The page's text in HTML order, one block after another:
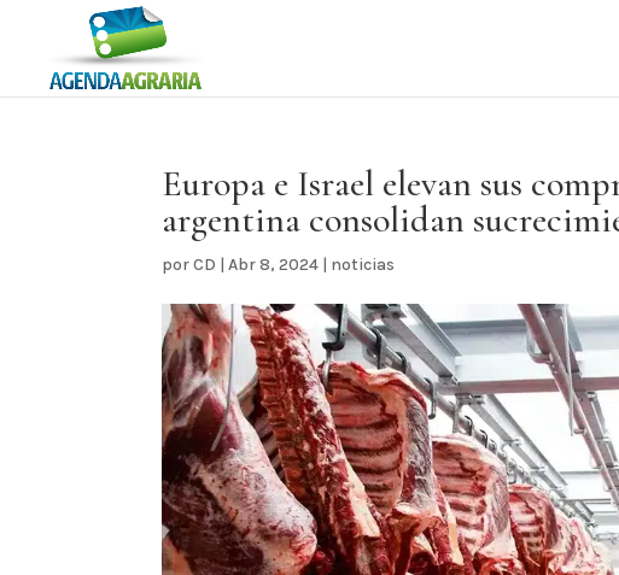
Europa e Israel elevan sus
argentina consolidan
porCD |Abr 8, 2024 | noticias